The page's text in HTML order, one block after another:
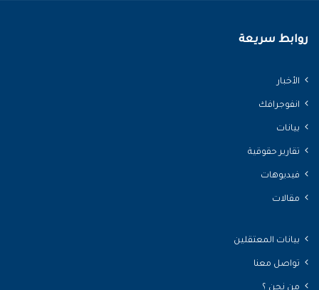
روابط سريعة
الأخبار
انفوجرافك
بيانات
تقارير حقوقية
فيديوهات
مقالات
بيانات المعتقلين
تواصل معنا
من نحن ؟